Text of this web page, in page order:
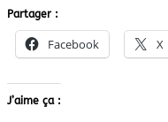
Partager :
Facebook X
J’aime ça :